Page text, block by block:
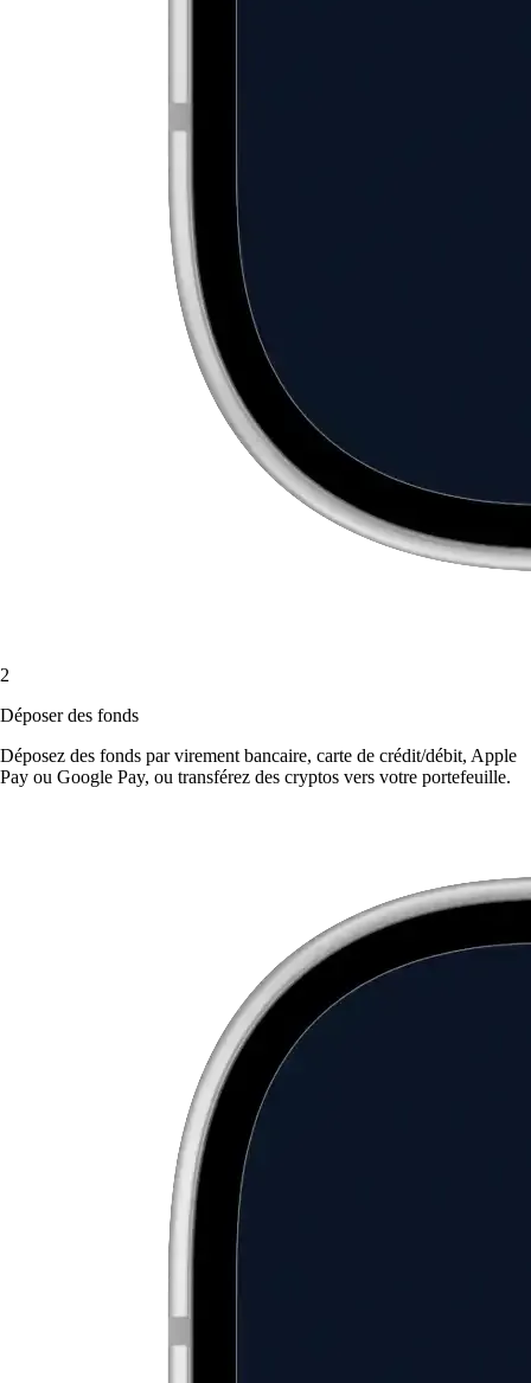
2
Déposer des fonds
Déposez des fonds par virement bancaire, carte de crédit/débit, Apple
Pay ou Google Pay, ou transférez des cryptos vers votre portefeuille.